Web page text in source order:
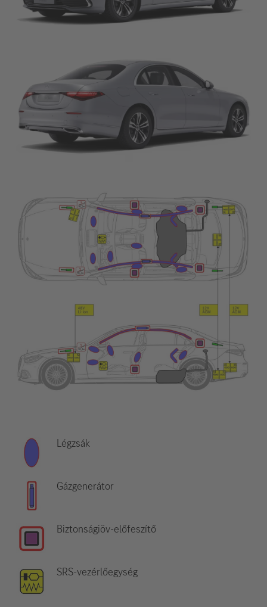
Légzsák
Gázgenerátor
Biztonságiöv-előfeszítő
SRS-vezérlőegység